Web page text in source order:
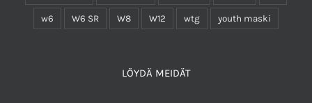
w6 W6 SR W8 W12 wtg youth maski
LÖYDÄ MEIDÄT